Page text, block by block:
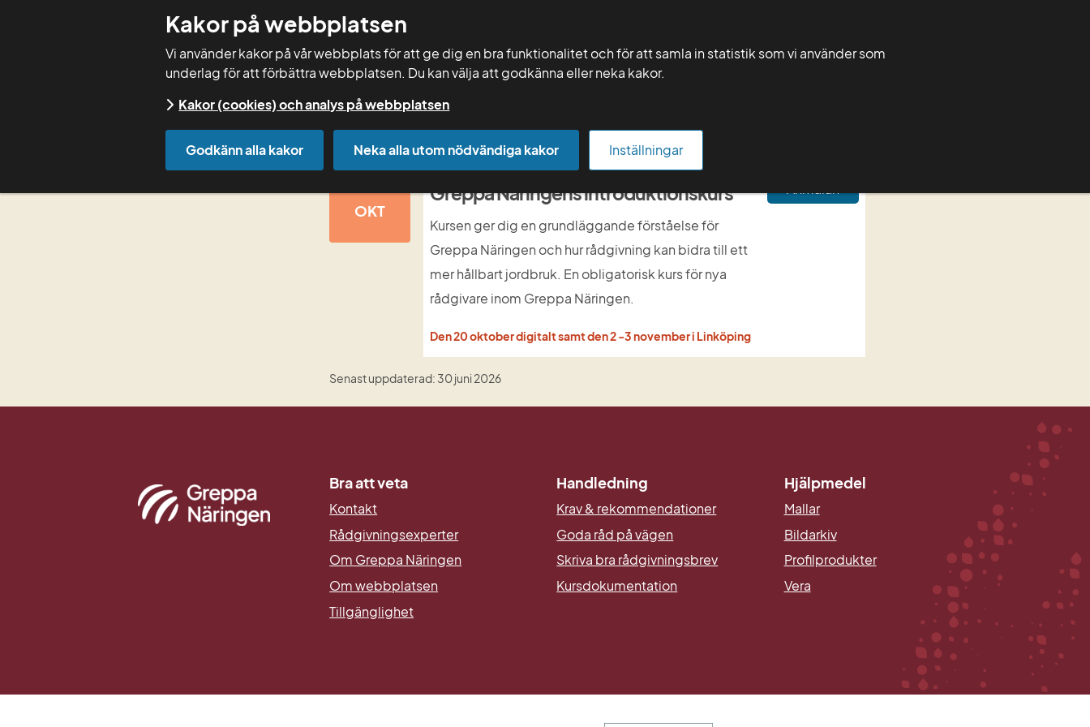
Kakor på webbplatsen
Vi använder kakor på vår webbplats för att ge dig en bra funktionalitet och för att samla in statistik som vi använder som
underlag för att förbättra webbplatsen. Du kan välja att godkänna eller neka kakor.
Kakor (cookies) och analys på webbplatsen
Godkänn alla kakor Neka alla utom nödvändiga kakor Inställningar
Rådgivning Vera Kurser
20
OKT
Greppa Näringens introduktionskurs
Kursen ger dig en grundläggande förståelse för
Greppa Näringen och hur rådgivning kan bidra till ett
mer hållbart jordbruk. En obligatorisk kurs för nya
rådgivare inom Greppa Näringen.
Den 20 oktober digitalt samt den 2 -3 november i Linköping
Senast uppdaterad: 30 juni 2026
Bra att veta
Kontakt
Rådgivningsexperter
Om Greppa Näringen
Om webbplatsen
Tillgänglighet
Handledning
Krav & rekommendationer
Goda råd på vägen
Skriva bra rådgivningsbrev
Kursdokumentation
Hjälpmedel
Mallar
BildarkivLänk till annan webbplats.
Profilprodukter
Vera